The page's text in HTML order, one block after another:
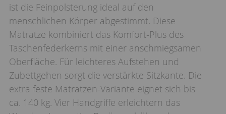
ist die Feinpolsterung ideal auf den
menschlichen Körper abgestimmt. Diese
Matratze kombiniert das Komfort-Plus des
Taschenfederkerns mit einer anschmiegsamen
Oberfläche. Für leichteres Aufstehen und
Zubettgehen sorgt die verstärkte Sitzkante. Die
extra feste Matratzen-Variante eignet sich bis
ca. 140 kg. Vier Handgriffe erleichtern das